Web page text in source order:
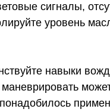
сигналы,
уровень
навыки
маневрировать